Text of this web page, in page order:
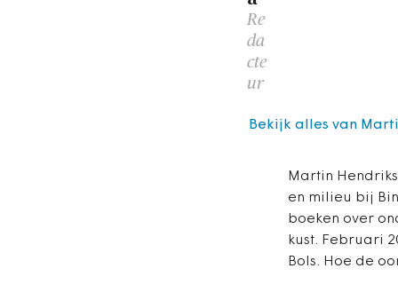
Re
da
cte
ur
Martin
en milieu bij
boeken over
kust. Februari
Bols. Hoe de
Bekijk alles van